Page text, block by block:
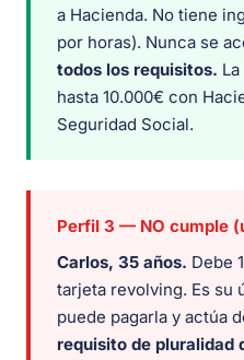
a Hacienda. No tiene
por horas). Nunca se
todos los requisitos.
hasta 10.000€ con
Seguridad Social.
Perfil 3 — NO cumple
Carlos, 35 años. Debe
tarjeta revolving. Es su
puede pagarla y actúa
requisito de pluralidad